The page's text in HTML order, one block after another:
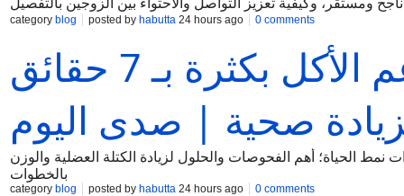
category blog posted by habutta 24 hours ago 0 comments
أسباب عدم زيادة الوزن رغم الأكل بكثرة بـ 7 حقائق
صحية | صدى اليوم
رغم الأكل بكثرة بـ 7 حقائق طبية وخيارات نمط الحياة؛ أهم الفحوصات والحلول لزيادة الكتلة العضلية والوزن
بالخطوات
category blog posted by habutta 24 hours ago 0 comments